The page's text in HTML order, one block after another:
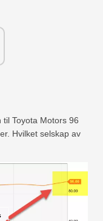
Toyota Motors 96
Hvilket selskap av